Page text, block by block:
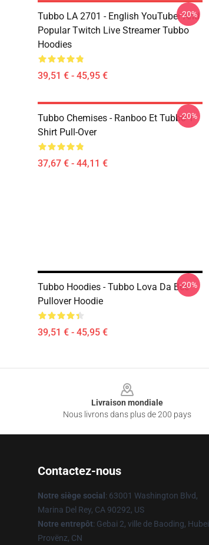
Tubbo LA 2701 - English YouTuber And
Popular Twitch Live Streamer Tubbo
Hoodies
39,51 € - 45,95 €
-20%
Tubbo Chemises - Ranboo Et Tubbo T-
Shirt Pull-Over
37,67 € - 44,11 €
-20%
Tubbo Hoodies - Tubbo Lova Da Bee
Pullover Hoodie
39,51 € - 45,95 €
-20%
Livraison mondiale
Nous livrons dans plus de 200 pays
Contactez-nous
Notre siège social : 63001 Washington Blvd,
Marina Del Rey, CA 90292, US
Notre entrepôt: Gebai 2, ville de Baoding, Hubei
Provënz, CN